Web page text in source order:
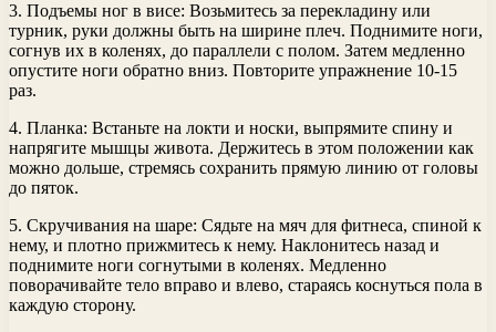
3. Подъемы ног в висе: Возьмитесь за перекладину или
турник, руки должны быть на ширине плеч. Поднимите ноги,
согнув их в коленях, до параллели с полом. Затем медленно
опустите ноги обратно вниз. Повторите упражнение 10-15
раз.
4. Планка: Встаньте на локти и носки, выпрямите спину и
напрягите мышцы живота. Держитесь в этом положении как
можно дольше, стремясь сохранить прямую линию от головы
до пяток.
5. Скручивания на шаре: Сядьте на мяч для фитнеса, спиной к
нему, и плотно прижмитесь к нему. Наклонитесь назад и
поднимите ноги согнутыми в коленях. Медленно
поворачивайте тело вправо и влево, стараясь коснуться пола в
каждую сторону.